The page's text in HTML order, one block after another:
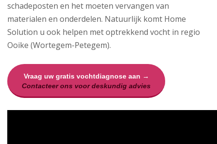
schadeposten en het moeten vervangen van
materialen en onderdelen. Natuurlijk komt Home
Solution u ook helpen met optrekkend vocht in regio
Ooike (Wortegem-Petegem).
Vraag uw gratis vochtdiagnose aan →
Contacteer ons voor deskundig advies